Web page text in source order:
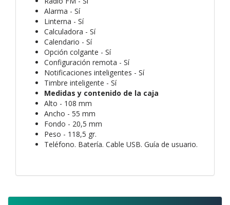
Alarma - Sí
Linterna - Sí
Calculadora - Sí
Calendario - Sí
Opción colgante - Sí
Configuración remota - Sí
Notificaciones inteligentes - Sí
Timbre inteligente - Sí
Medidas y contenido de la caja
Alto - 108 mm
Ancho - 55 mm
Fondo - 20,5 mm
Peso - 118,5 gr.
Teléfono. Batería. Cable USB. Guía de usuario.